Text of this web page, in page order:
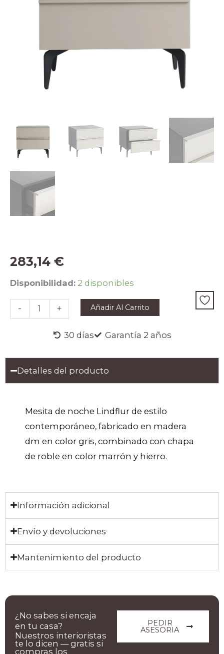
283,14 €
Disponibilidad: 2 disponibles
-
MESITA
NOCHE
LINDFLUR
cantidad
+ Añadir Al Carrito
30 días Garantía 2 años
Detalles del producto
Mesita de noche Lindflur de estilo
contemporáneo, fabricado en madera
dm en color gris, combinado con chapa
de roble en color marrón y hierro.
Información adicional
Envío y devoluciones
Mantenimiento del producto
PEDIR
ASESORIA
¿No sabes si encaja
en tu casa?
Nuestros interioristas
te lo dicen — gratis si
compras los